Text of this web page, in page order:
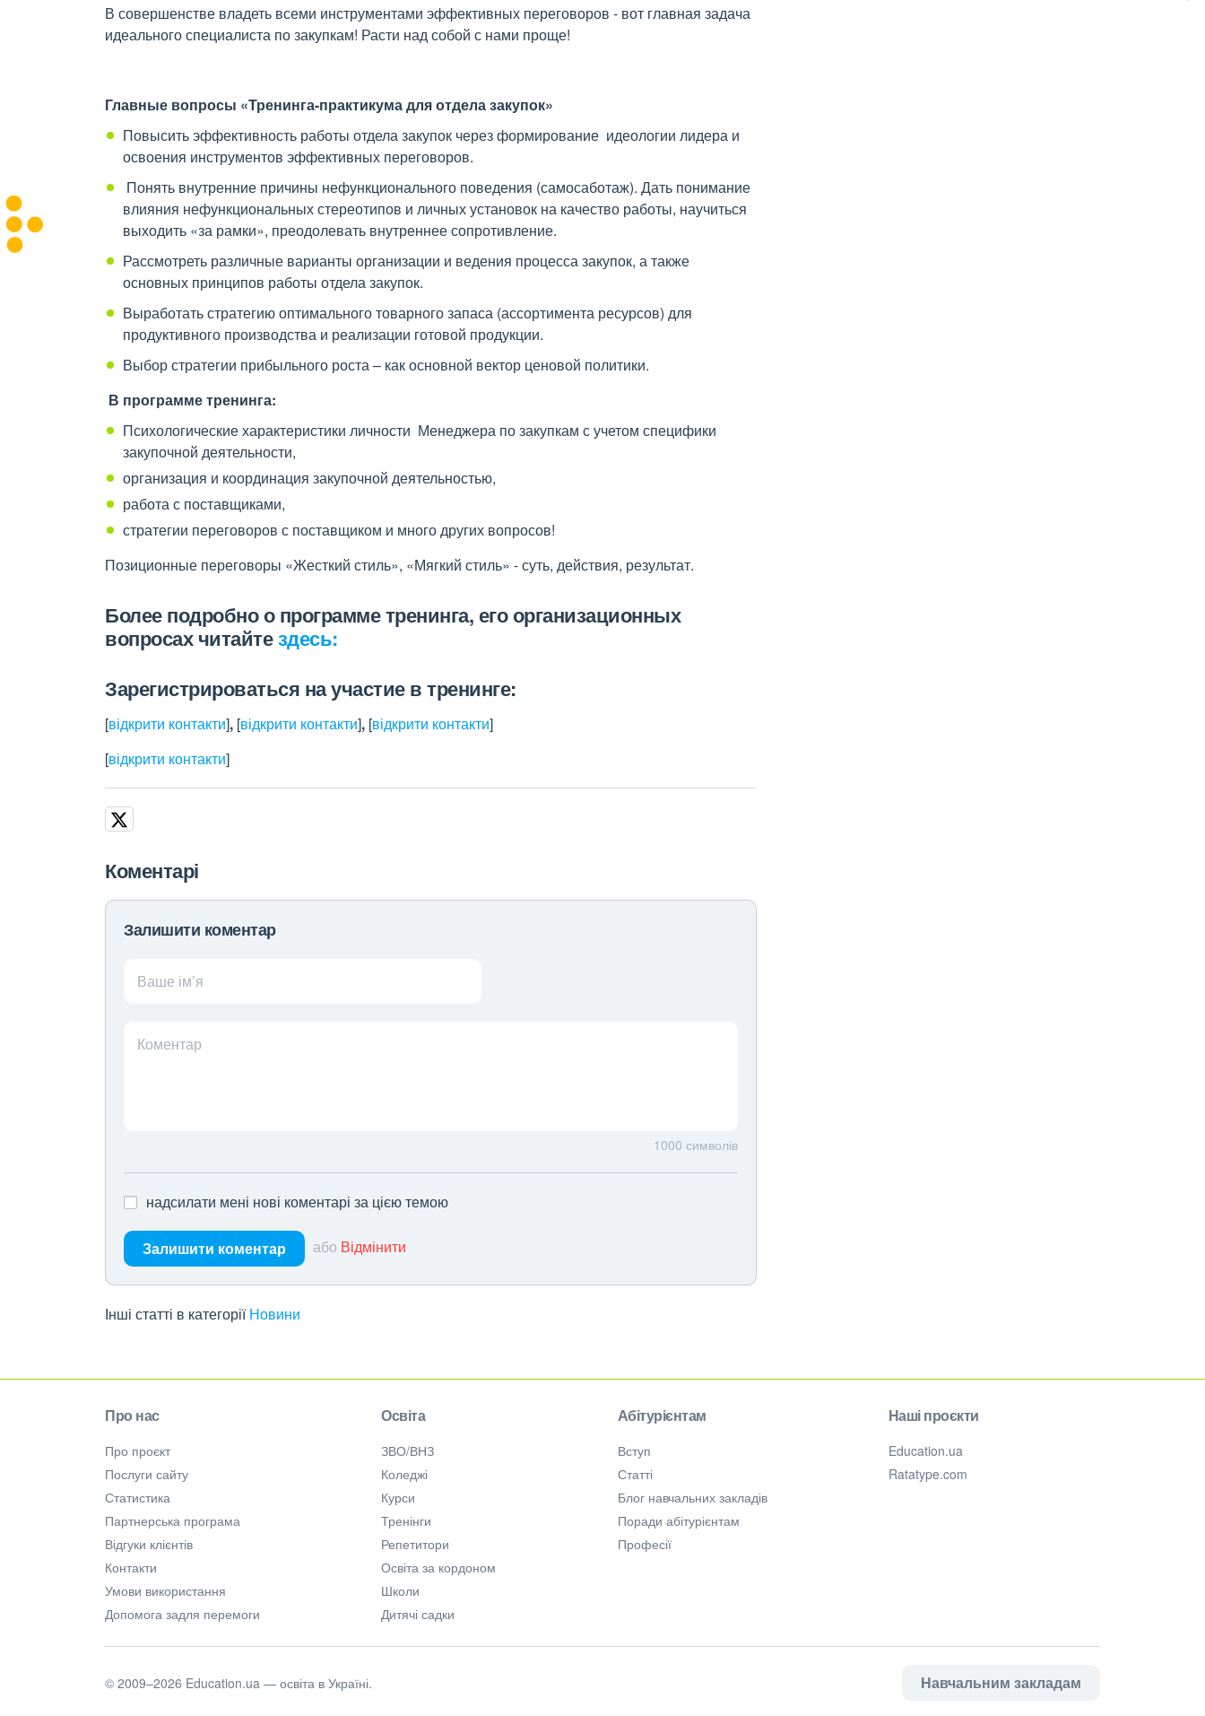
В совершенстве владеть всеми инструментами эффективных переговоров - вот главная задача
идеального специалиста по закупкам! Расти над собой с нами проще!
Главные вопросы «Тренинга-практикума для отдела закупок»
Повысить эффективность работы отдела закупок через формирование идеологии лидера и
освоения инструментов эффективных переговоров.
Понять внутренние причины нефункционального поведения (самосаботаж). Дать понимание
влияния нефункциональных стереотипов и личных установок на качество работы, научиться
выходить «за рамки», преодолевать внутреннее сопротивление.
Рассмотреть различные варианты организации и ведения процесса закупок, а также
основных принципов работы отдела закупок.
Выработать стратегию оптимального товарного запаса (ассортимента ресурсов) для
продуктивного производства и реализации готовой продукции.
Выбор стратегии прибыльного роста – как основной вектор ценовой политики.
В программе тренинга:
Психологические характеристики личности Менеджера по закупкам с учетом специфики
закупочной деятельности,
организация и координация закупочной деятельностью,
работа с поставщиками,
стратегии переговоров с поставщиком и много других вопросов!
Позиционные переговоры «Жесткий стиль», «Мягкий стиль» - суть, действия, результат.
Более подробно о программе тренинга, его организационных
вопросах читайтездесь:
Зарегистрироваться на участие в тренинге:
[відкрити контакти], [відкрити контакти], [відкрити контакти]
[відкрити контакти]
Коментарі
Залишити коментар
Ваше ім’я
Коментар
1000 символів
надсилати мені нові коментарі за цією темою
Залишити коментар або Відмінити
Інші статті в категорії Новини
Про нас
Про проєкт
Послуги сайту
Статистика
Партнерська програма
Відгуки клієнтів
Контакти
Умови використання
Допомога задля перемоги
Освіта
ЗВО/ВНЗ
Коледжі
Курси
Тренінги
Репетитори
Освіта за кордоном
Школи
Дитячі садки
Абітурієнтам
Вступ
Статті
Блог навчальних закладів
Поради абітурієнтам
Професії
Наші проєкти
Education.ua
Ratatype.com
Навчальним закладам
© 2009–2026 Education.ua — освіта в Україні.